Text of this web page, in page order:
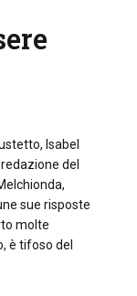
Isabel
del
sue risposte
molte
è tifoso del